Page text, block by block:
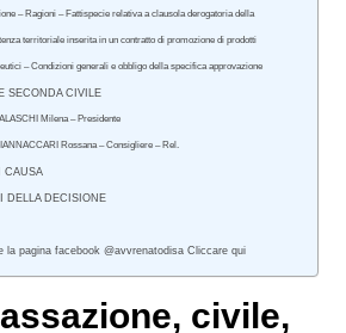
– Ragioni – Fattispecie relativa a clausola derogatoria della
territoriale inserita in un contratto di promozione di prodotti
– Condizioni generali e obbligo della specifica approvazione
SECONDA CIVILE
Milena – Presidente
Rossana – Consigliere – Rel.
CAUSA
DELLA DECISIONE
la pagina facebook @avvrenatodisa Cliccare qui
, civile,